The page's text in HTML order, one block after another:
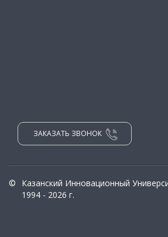
ЗАКАЗАТЬ ЗВОНОК
©
Казанский Инновационный
1994 - 2026 г.